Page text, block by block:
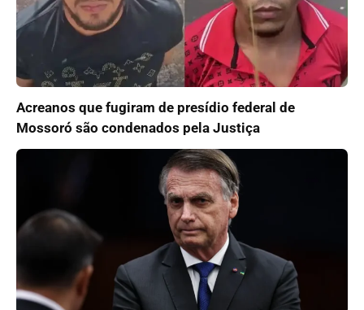
Acreanos que fugiram de presídio federal de
Mossoró são condenados pela Justiça